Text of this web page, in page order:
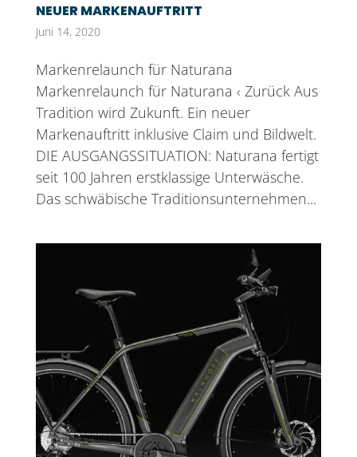
NEUER MARKENAUFTRITT
Juni 14, 2020
Markenrelaunch für Naturana
Markenrelaunch für Naturana ‹ Zurück Aus
Tradition wird Zukunft. Ein neuer
Markenauftritt inklusive Claim und Bildwelt.
DIE AUSGANGSSITUATION: Naturana fertigt
seit 100 Jahren erstklassige Unterwäsche.
Das schwäbische Traditionsunternehmen...